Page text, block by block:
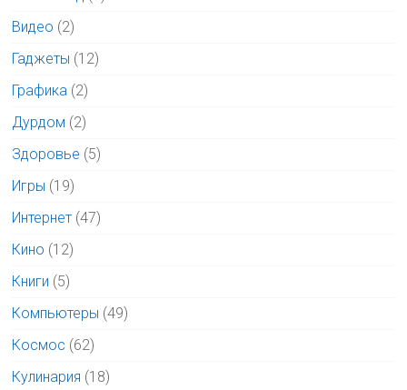
Видео (2)
Гаджеты (12)
Графика (2)
Дурдом (2)
Здоровье (5)
Игры (19)
Интернет (47)
Кино (12)
Книги (5)
Компьютеры (49)
Космос (62)
Кулинария (18)